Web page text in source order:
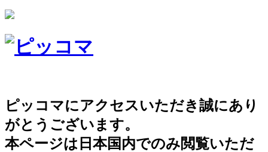
ピッコマにアクセスいただき誠にあり
がとうございます。
本ページは日本国内でのみ閲覧いただ